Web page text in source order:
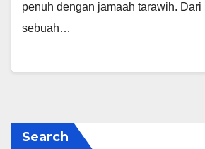
penuh dengan jamaah tarawih. Dari
sebuah…
Search